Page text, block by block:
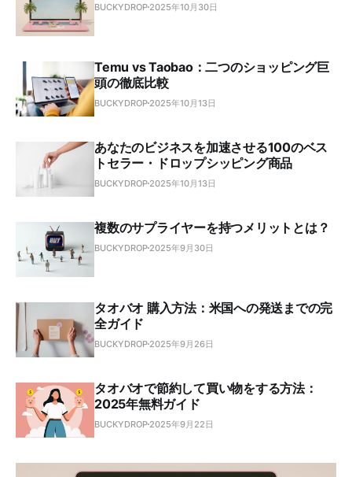
BUCKYDROP 2025年10月30日
Temu vs Taobao：二つのショッピング巨
頭の徹底比較
BUCKYDROP 2025年10月13日
あなたのビジネスを加速させる100のベス
トセラー・ドロップシッピング商品
BUCKYDROP 2025年10月13日
複数のサプライヤーを持つメリットとは？
BUCKYDROP 2025年9月30日
タオバオ 購入方法：米国への発送までの完
全ガイド
BUCKYDROP 2025年9月26日
タオバオで節約して買い物をする方法：
2025年無料ガイド
BUCKYDROP 2025年9月22日